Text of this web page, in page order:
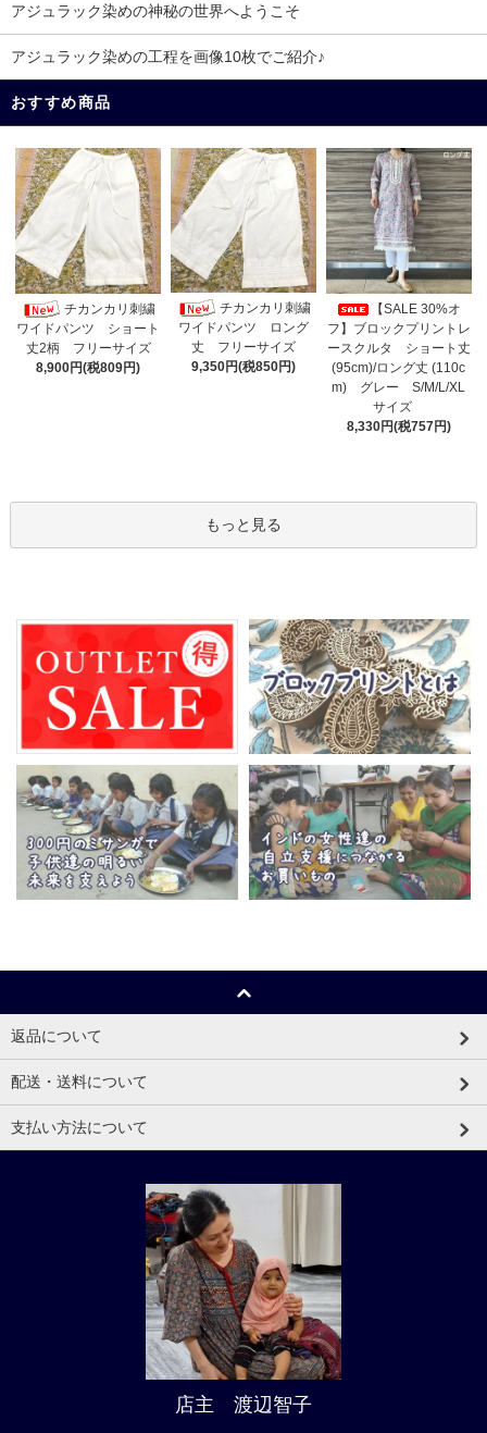
アジュラック染めの神秘の世界へようこそ
アジュラック染めの工程を画像10枚でご紹介♪
おすすめ商品
チカンカリ刺繍
ワイドパンツ ショート
丈2柄 フリーサイズ
8,900円(税809円)
チカンカリ刺繍
ワイドパンツ ロング
丈 フリーサイズ
9,350円(税850円)
【SALE 30%オ
フ】ブロックプリントレ
ースクルタ ショート丈
(95cm)/ロング丈 (110c
m) グレー S/M/L/XL
サイズ
8,330円(税757円)
もっと見る
返品について
配送・送料について
支払い方法について
店主 渡辺智子